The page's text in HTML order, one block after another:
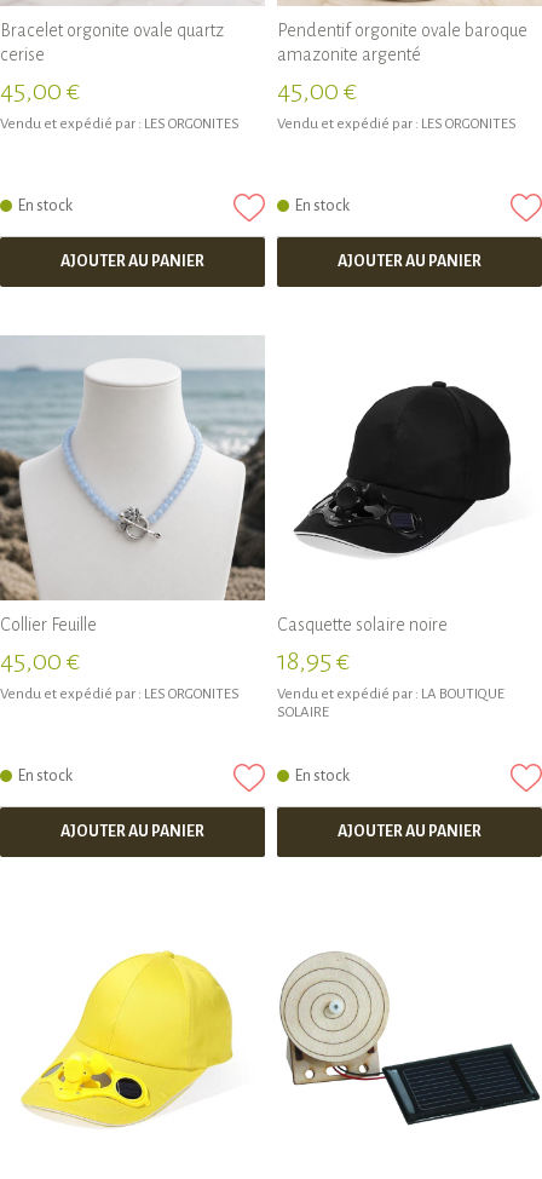
Bracelet orgonite ovale quartz
cerise
45,00 €
Vendu et expédié par : LES ORGONITES
En stock
AJOUTER AU PANIER
Pendentif orgonite ovale baroque
amazonite argenté
45,00 €
Vendu et expédié par : LES ORGONITES
En stock
AJOUTER AU PANIER
Collier Feuille
45,00 €
Vendu et expédié par : LES ORGONITES
En stock
AJOUTER AU PANIER
Casquette solaire noire
18,95 €
Vendu et expédié par : LA BOUTIQUE
SOLAIRE
En stock
AJOUTER AU PANIER